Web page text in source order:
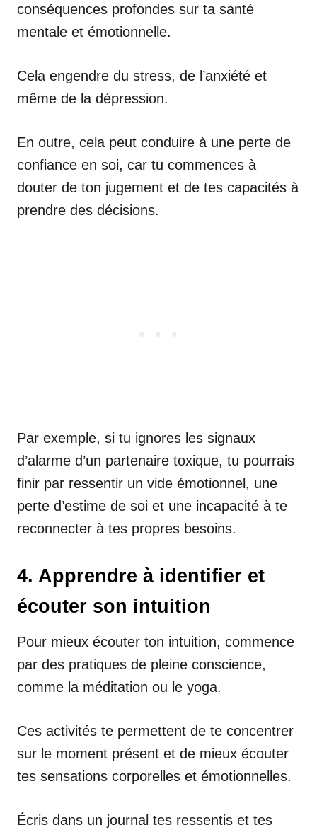
conséquences profondes sur ta santé
mentale et émotionnelle.
Cela engendre du stress, de l’anxiété et
même de la dépression.
En outre, cela peut conduire à une perte de
confiance en soi, car tu commences à
douter de ton jugement et de tes capacités à
prendre des décisions.
Par exemple, si tu ignores les signaux
d’alarme d’un partenaire toxique, tu pourrais
finir par ressentir un vide émotionnel, une
perte d’estime de soi et une incapacité à te
reconnecter à tes propres besoins.
4. Apprendre à identifier et
écouter son intuition
Pour mieux écouter ton intuition, commence
par des pratiques de pleine conscience,
comme la méditation ou le yoga.
Ces activités te permettent de te concentrer
sur le moment présent et de mieux écouter
tes sensations corporelles et émotionnelles.
Écris dans un journal tes ressentis et tes